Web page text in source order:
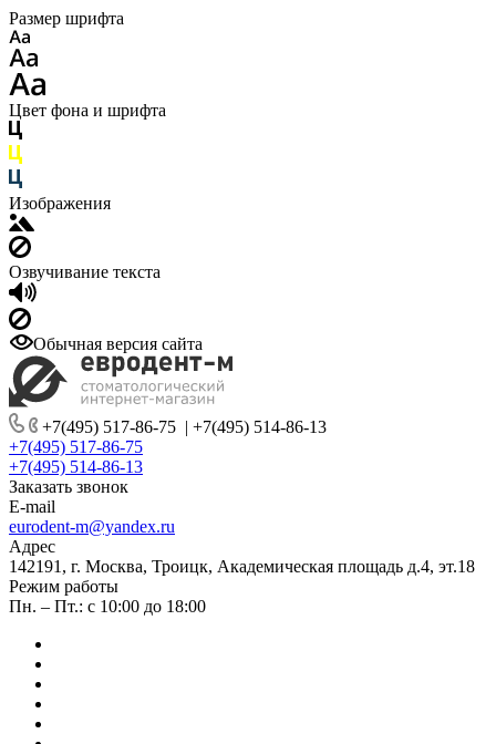
Размер шрифта
Цвет фона и шрифта
Изображения
Озвучивание текста
Обычная версия сайта
+7(495) 517-86-75 | +7(495) 514-86-13
+7(495) 517-86-75
+7(495) 514-86-13
Заказать звонок
E-mail
eurodent-m@yandex.ru
Адрес
142191, г. Москва, Троицк, Академическая площадь д.4, эт.18
Режим работы
Пн. – Пт.: с 10:00 до 18:00